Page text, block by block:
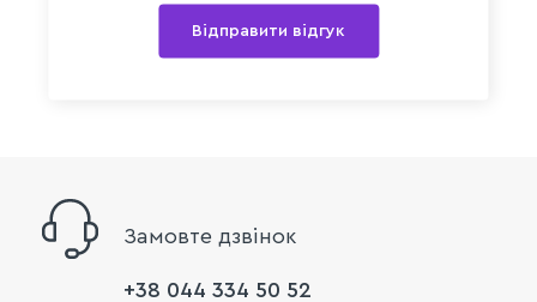
Відправити відгук
Замовте дзвінок
+38 044 334 50 52